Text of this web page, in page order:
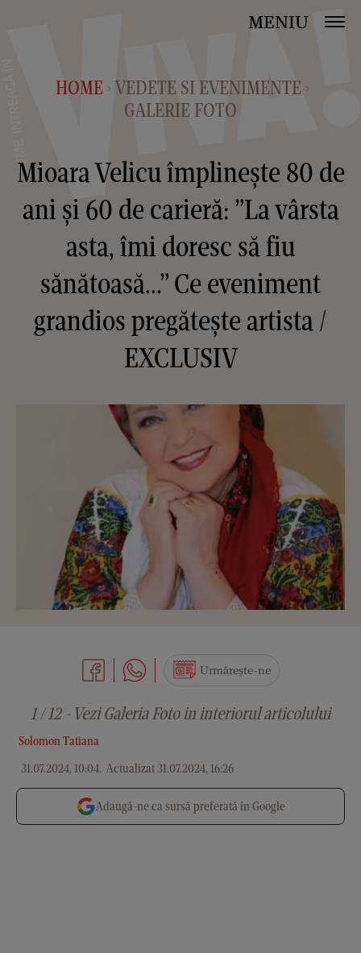
MENIU
HOME > VEDETE SI EVENIMENTE >
GALERIE FOTO
Mioara Velicu împlinește 80 de
ani și 60 de carieră: ”La vârsta
asta, îmi doresc să fiu
sănătoasă...” Ce eveniment
grandios pregătește artista /
EXCLUSIV
Solomon Tatiana
31.07.2024, 10:04. Actualizat 31.07.2024, 16:26
Urmărește-ne
1 / 12 - Vezi Galeria Foto in interiorul articolului
Adaugă-ne ca sursă preferată în Google